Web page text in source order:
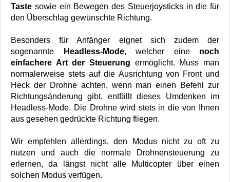
Taste sowie ein Bewegen des Steuerjoysticks in die für
den Überschlag gewünschte Richtung.
Besonders für Anfänger eignet sich zudem der
sogenannte
Headless-Mode, welcher eine noch
einfachere Art der Steuerung ermöglicht. Muss man
normalerweise stets auf die Ausrichtung von Front und
Heck der Drohne achten, wenn man einen Befehl zur
Richtungsänderung gibt, entfällt dieses Umdenken im
Headless-Mode. Die Drohne wird stets in die von Ihnen
aus gesehen gedrückte Richtung fliegen.
Wir empfehlen allerdings, den Modus nicht zu oft zu
nutzen und auch die normale Drohnensteuerung zu
erlernen, da längst nicht alle Multicopter über einen
solchen Modus verfügen.